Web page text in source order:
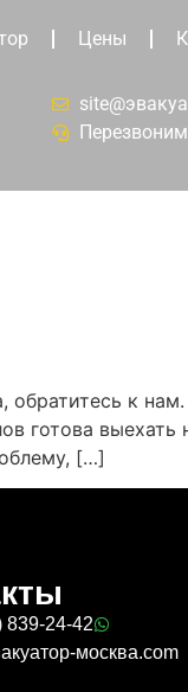
Цены
обратитесь к
готова выехать
[…]
839-24-42
москва.com